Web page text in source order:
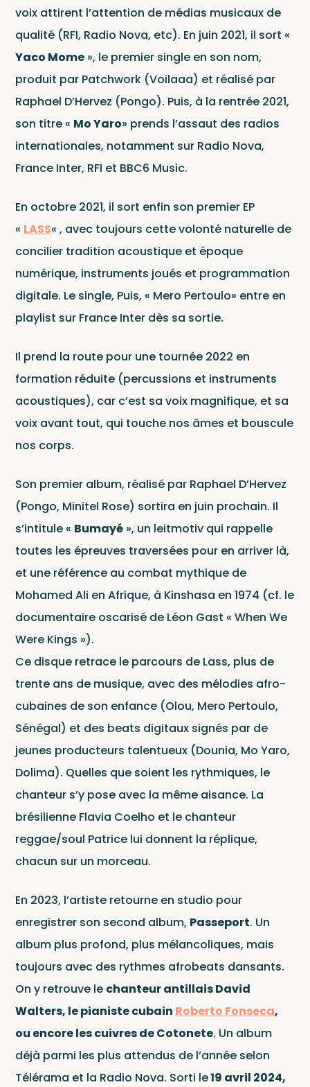
voix attirent l’attention de médias musicaux de
qualité (RFI, Radio Nova, etc). En juin 2021, il sort «
Yaco Mome », le premier single en son nom,
produit par Patchwork (Voilaaa) et réalisé par
Raphael D’Hervez (Pongo). Puis, à la rentrée 2021,
son titre « Mo Yaro» prends l’assaut des radios
internationales, notamment sur Radio Nova,
France Inter, RFI et BBC6 Music.
En octobre 2021, il sort enfin son premier EP
« LASS« , avec toujours cette volonté naturelle de
concilier tradition acoustique et époque
numérique, instruments joués et programmation
digitale. Le single, Puis, « Mero Pertoulo» entre en
playlist sur France Inter dès sa sortie.
Il prend la route pour une tournée 2022 en
formation réduite (percussions et instruments
acoustiques), car c’est sa voix magnifique, et sa
voix avant tout, qui touche nos âmes et bouscule
nos corps.
Son premier album, réalisé par Raphael D’Hervez
(Pongo, Minitel Rose) sortira en juin prochain. Il
s’intitule « Bumayé », un leitmotiv qui rappelle
toutes les épreuves traversées pour en arriver là,
et une référence au combat mythique de
Mohamed Ali en Afrique, à Kinshasa en 1974 (cf. le
documentaire oscarisé de Léon Gast « When We
Were Kings »).
Ce disque retrace le parcours de Lass, plus de
trente ans de musique, avec des mélodies afro-
cubaines de son enfance (Olou, Mero Pertoulo,
Sénégal) et des beats digitaux signés par de
jeunes producteurs talentueux (Dounia, Mo Yaro,
Dolima). Quelles que soient les rythmiques, le
chanteur s’y pose avec la même aisance. La
brésilienne Flavia Coelho et le chanteur
reggae/soul Patrice lui donnent la réplique,
chacun sur un morceau.
En 2023, l’artiste retourne en studio pour
enregistrer son second album, Passeport. Un
album plus profond, plus mélancoliques, mais
toujours avec des rythmes afrobeats dansants.
On y retrouve le chanteur antillais David
Walters, le pianiste cubain Roberto Fonseca,
ou encore les cuivres de Cotonete. Un album
déjà parmi les plus attendus de l’année selon
Télérama et la Radio Nova. Sorti le19 avril 2024,
Wagram Music / Chapter Two Records
envoyer vos
Ce site est protégé par reCAPTCHA et Google
Politique de confidentialitéet
Conditions d'utilisation.